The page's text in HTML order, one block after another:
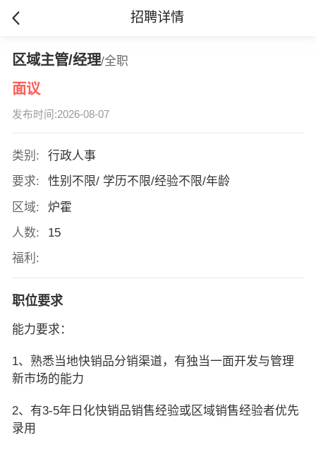
招聘详情
区域主管/经理/全职
面议
发布时间:2026-08-07
类别:
行政人事
要求:
性别不限/ 学历不限/经验不限/年龄
区域:
炉霍
人数:
15
福利:
职位要求
能力要求：
1、熟悉当地快销品分销渠道，有独当一面开发与管理
新市场的能力
2、有3-5年日化快销品销售经验或区域销售经验者优先
录用